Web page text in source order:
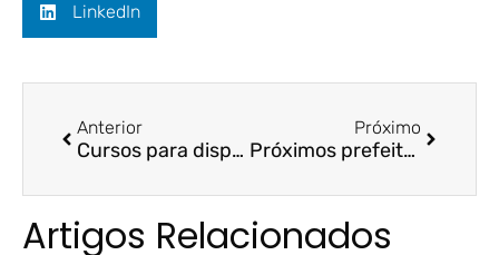
LinkedIn
Anterior
Cursos para disputar emprego em grandes empresas após a pandemia – Tribuna Online
Próximo
Próximos prefeitos vão ter que priorizar obras dos antecessores – A Gazeta / Prof. Msc. João Eudes Bezerra Filho
Artigos Relacionados